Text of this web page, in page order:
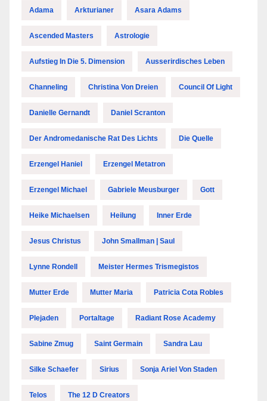
Adama Arkturianer Asara Adams
Ascended Masters Astrologie
Aufstieg In Die 5. Dimension Ausserirdisches Leben
Channeling Christina Von Dreien Council Of Light
Danielle Gernandt Daniel Scranton
Der Andromedanische Rat Des Lichts Die Quelle
Erzengel Haniel Erzengel Metatron
Erzengel Michael Gabriele Meusburger Gott
Heike Michaelsen Heilung Inner Erde
Jesus Christus John Smallman | Saul
Lynne Rondell Meister Hermes Trismegistos
Mutter Erde Mutter Maria Patricia Cota Robles
Plejaden Portaltage Radiant Rose Academy
Sabine Zmug Saint Germain Sandra Lau
Silke Schaefer Sirius Sonja Ariel Von Staden
Telos The 12 D Creators